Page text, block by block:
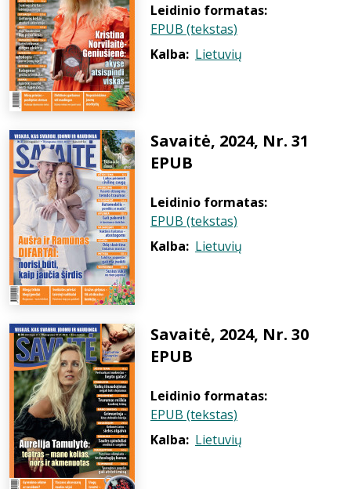
Leidinio formatas:
EPUB (tekstas)
Kalba: Lietuvių
Savaitė, 2024, Nr. 31
EPUB
Leidinio formatas:
EPUB (tekstas)
Kalba: Lietuvių
Savaitė, 2024, Nr. 30
EPUB
Leidinio formatas:
EPUB (tekstas)
Kalba: Lietuvių